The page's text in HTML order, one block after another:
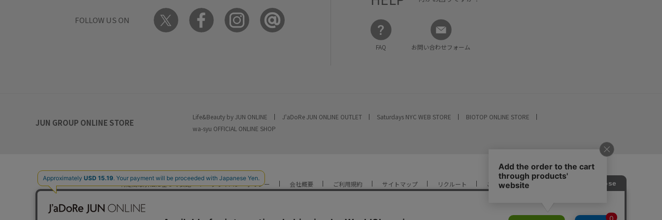
FOLLOW US ON
FAQ お問い合わせフォーム
JUN GROUP ONLINE STORE
Life&Beauty by JUN ONLINE J'aDoRe JUN ONLINE OUTLET Saturdays NYC WEB STORE
BIOTOP ONLINE STORE
wa-syu OFFICIAL ONLINE SHOP
特定商取引法に基づく表記 プライバシーポリシー 会社概要 ご利用規約 サイトマップ リクルート ご利用ガイド